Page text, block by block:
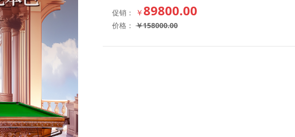
促销： ￥89800.00
价格： ￥158000.00